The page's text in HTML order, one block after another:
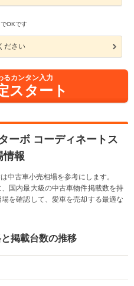
OKです
ださい
るカンタン入力
スタート
ーボ コーディネートス
情報
中古車小売相場を参考にします。
国内最大級の中古車物件掲載数を持
を確認して、愛車を売却する最適な
掲載台数の推移